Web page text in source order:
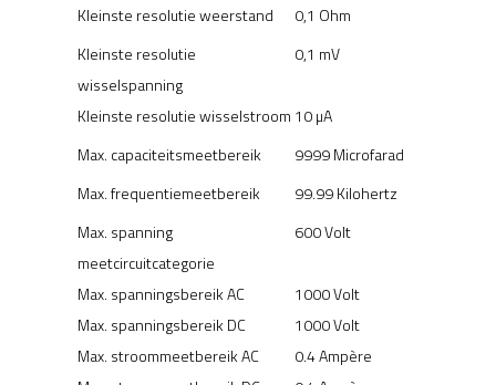
Kleinste resolutie weerstand
0,1 Ohm
Kleinste resolutie
wisselspanning
0,1 mV
Kleinste resolutie wisselstroom 10 µA
Max. capaciteitsmeetbereik
9999 Microfarad
Max. frequentiemeetbereik
99.99 Kilohertz
Max. spanning
meetcircuitcategorie
600 Volt
Max. spanningsbereik AC
1000 Volt
Max. spanningsbereik DC
1000 Volt
Max. stroommeetbereik AC
0.4 Ampère